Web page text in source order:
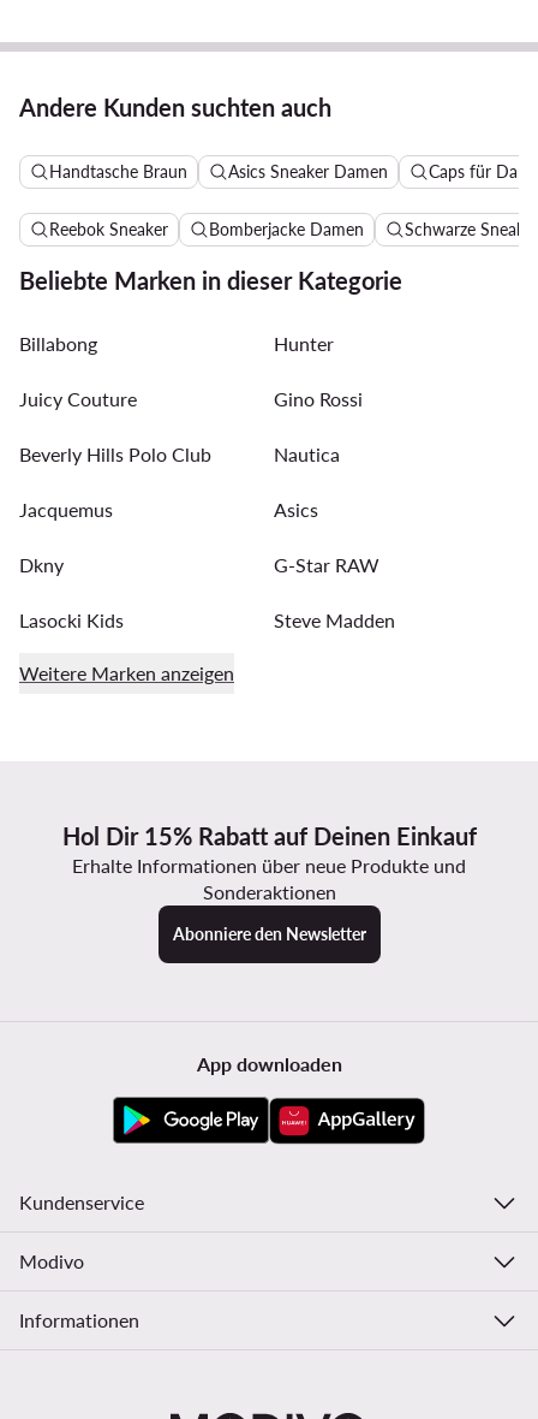
Andere Kunden suchten auch
Handtasche Braun Asics Sneaker Damen Caps für
Reebok Sneaker Bomberjacke Damen Schwarze
Beliebte Marken in dieser Kategorie
Billabong Hunter
Juicy Couture Gino Rossi
Beverly Hills Polo Club Nautica
Jacquemus Asics
Dkny G-Star RAW
Lasocki Kids Steve Madden
Weitere Marken anzeigen
Hol Dir 15% Rabatt auf Deinen Einkauf
Erhalte Informationen über neue Produkte und
Sonderaktionen
Abonniere den Newsletter
App downloaden
Kundenservice
Modivo
Informationen